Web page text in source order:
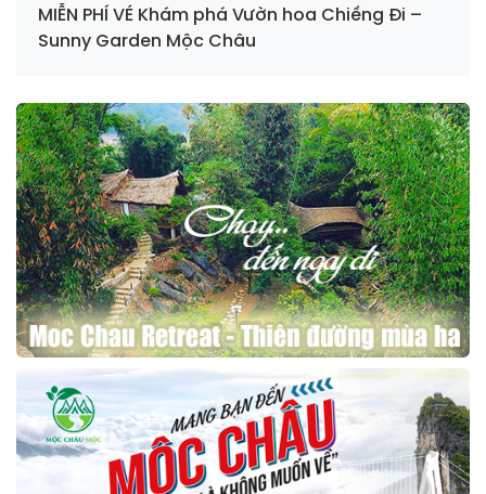
MIỄN PHÍ VÉ Khám phá Vườn hoa Chiềng Đi –
Sunny Garden Mộc Châu